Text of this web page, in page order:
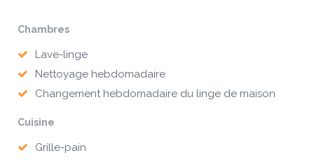
Chambres
Lave-linge
Nettoyage hebdomadaire
Changement hebdomadaire du linge de maison
Cuisine
Grille-pain